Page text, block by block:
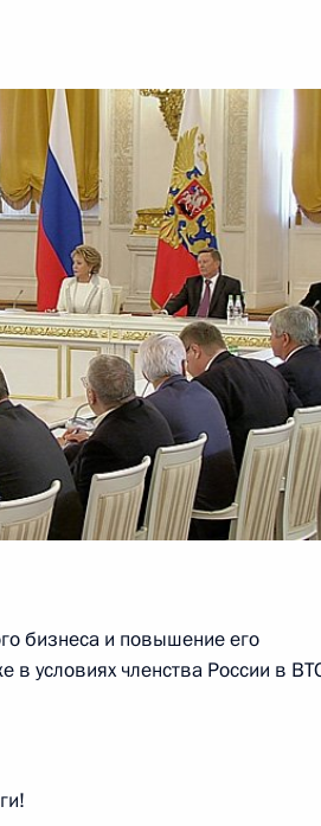
Сержу Саргсяну
Японии Синдзо Абэ
бизнеса и повышение его
в условиях членства России в